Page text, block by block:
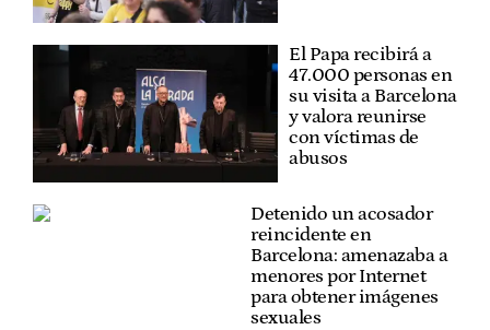
El Papa recibirá a
47.000 personas en
su visita a Barcelona
y valora reunirse
con víctimas de
abusos
Detenido un acosador
reincidente en
Barcelona: amenazaba a
menores por Internet
para obtener imágenes
sexuales